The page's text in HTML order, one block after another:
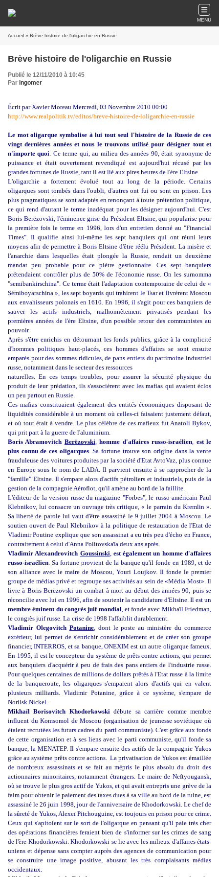
MENU
Accueil » Brève histoire de l'oligarchie en Russie
Brève histoire de l'oligarchie en Russie
Publié le 12/11/2010 à 10:45
Par Ingomer
Écrit par Xavier Moreau Mercredi, 03 Novembre 2010 00:00
http://www.realpolitik.tv/editos/breve-histoire-de-loligarchie-en-russie
Le mot oligarque symbolise à lui tout seul l'histoire de la Russie de ces
vingt dernières années et nous le trouvons utilisé pour désigner tout et
n'importe quoi. Ce terme qui, au milieu des années 90, était synonyme de
puissance et était ouvertement revendiqué est aujourd'hui récusé par les
grandes fortunes de Russie, tant il est lié aux pires heures de l'ère Eltsine.
L'oligarchie a fortement évolué tout au long de la période. Certains
oligarques sont tombés dans l'oubli, d'autres ont fui ou sont en prison. Les
plus pragmatiques se sont adaptés en renonçant à toute prétention politique,
ce qui rend d'autant le terme inadéquat pour les désigner aujourd'hui. C'est
Boris Berëzovski, l'éminence grise du Président Eltsine, qui popularise pour
la première fois le terme en 1996, lors d'un entretien donné au "Financial
Times". Il qualifie ainsi lui-même les sept banquiers qui ont réuni leurs
moyens afin de permettre à Boris Eltsine d'être réélu Président. La misère et
l'anarchie dans lesquelles était plongée la Russie, rendait un deuxième
mandat peu probable pour ce piètre gestionnaire. Ces sept banquiers
prétendaient contrôler plus de 50% de l'économie russe. On les surnomma
"semibankirschina". Ce terme était l'adaptation contemporaine de celui de «
Sémiboyarschina », les sept boyards qui trahirent le Tsar et livrèrent Moscou
aux envahisseurs polonais en 1610. En 1996, il s'agit pour ces banquiers de
sauver les actifs industriels, malhonnêtement privatisés pendant les
premières années de l'ère Eltsine, d'un possible retour des communistes au
pouvoir.
Après s'être enrichis en détournant les fonds publics, grâce à la complicité
d'hommes politiques haut-placés, ces hommes d'affaires se sont ensuite
emparés pour des sommes ridicules, de pans entiers du patrimoine industriel
russe, notamment dans le secteur des ressources
naturelles. En ces temps troubles, pour assurer la sécurité physique du
produit de leur prédation, ils s'associèrent avec les mafias qui avaient éclos
un peu partout en Russie.
Ces mafias constituaient également des entités économiques disposant de
liquidités considérable à un moment où celles-ci faisaient justement défaut,
et où tout était à vendre. Le plus célèbre de ces mafieux fut Anatoli Bykov,
qui prit part à la guerre de l'aluminium.
Boris Abramovitch Berëzovski,homme d'affaires russo-israélien, est le
plus connu de ces oligarques. Sa fortune trouve son origine dans la vente
frauduleuse des voitures produites par la société d'Etat AvtoVaz, plus connue
en Europe sous le nom de LADA. Il parvient ensuite à se rapprocher de la
"famille" Eltsine. Il s'empare alors d'actifs pétroliers et industriels, puis de la
gestion de la compagnie Aéroflot, qu'il amène au bord de la faillite.
L'éditeur de la version russe du magazine "Forbes", le russo-américain Paul
Klebnikov, lui consacre un ouvrage très critique, « le parrain du Kremlin ».
Sa liberté de parole lui vaut d'être assassiné le 9 juillet 2004 à Moscou. Le
soutien ouvert de Paul Klebnikov à la politique de restauration de l'Etat de
Vladimir Poutine explique que son assassinat a eu très peu d'écho en France,
contrairement à celui d'Anna Politovskaïa deux ans après.
Vladimir Alexandrovitch Goussinski, est également un homme d'affaires
russo-israélien. Sa fortune provient de la banque qu'il fonde en 1989, et de
son alliance avec le maire de Moscou, Youri Loujkov. Il fonde le premier
groupe de médias privé et regroupe ses activités au sein de «Média Most». Il
livre à Boris Berëzovski un combat à mort au début des années 90, puis se
réconcilie avec lui en 1996, afin de soutenir la candidature d'Eltsine. Il est un
membre éminent du congrès juif mondial, et fonde avec Mikhaïl Friedman,
le congrès juif russe. La crise de 1998 l'affaiblit durablement.
Vladimir Olegovitch Potanine, dont le poste au ministère du commerce
extérieur, lui permet de s'enrichir considérablement et de créer son groupe
financier, INTERROS, et sa banque, ONEXIM est un autre oligarque fameux.
En 1995, il est le concepteur du système de prêts contre actions, qui permet
aux banquiers d'acquérir à peu de frais des pans entiers de l'industrie russe.
Pour quelques centaines de millions de dollars prêtés à l'Etat russe à la limite
de la banqueroute, les oligarques s'emparent alors d'actifs qui en valent
plusieurs milliards. Vladimir Potanine, grâce à ce système, s'empare de
Norilsk Nickel.
Mikhaïl Borisovitch Khodorkowskidébute sa carrière comme membre
influent du Komsomol de Moscou (organisation de jeunesse soviétique où
étaient recrutées les futurs cadres du parti communiste). C'est grâce aux fonds
de cette organisation et à ses liens avec le parti communiste, qu'il fonde sa
banque, la MENATEP. Il s'empare ensuite des actifs de la compagnie Yukos
grâce au système prêts contre actions. La privatisation de Yukos est émaillée
de nombreux assassinats et se fait au mépris le plus absolu du droit des
actionnaires minoritaires, notamment étrangers. Le maire de Neftyougansk,
où se trouve le plus gros actif de Yukos, et qui avait entrepris une grève de la
faim pour obtenir le paiement des taxes dues à sa ville au bord de la ruine, est
assassiné le 26 juin 1998, jour de l'anniversaire de Khodorkowski. Le chef de
la sûreté de Yukos, Alexeï Pitchouguine, est toujours en prison pour ce crime.
Ceux qui s'apitoient sur le sort de l'oligarque en pensant qu'il paie très cher
des opérations financières feraient bien de s'informer sur les crimes de sang
de l'ère Khodorkowski. Khodorkowski se lie avec les milieux d'affaires états-
uniens et dépense sans compter auprès des agences de communication pour
se construire une image positive, abusant les très complaisants médias
occidentaux.